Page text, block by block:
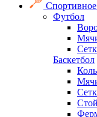
Футбол
Баскетбол